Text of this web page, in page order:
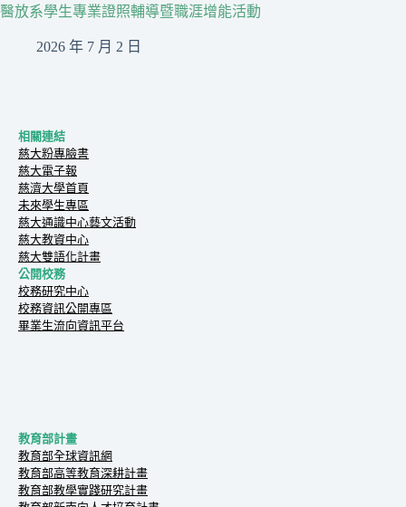
醫放系學生專業證照輔導暨職涯增能活動
2026 年 7 月 2 日
相關連結
慈大粉專臉書
慈大電子報
慈濟大學首頁
未來學生專區
慈大通識中心藝文活動
慈大教資中心
慈大雙語化計畫
公開校務
校務研究中心
校務資訊公開專區
畢業生流向資訊平台
教育部計畫
教育部全球資訊網
教育部高等教育深耕計畫
教育部教學實踐研究計畫